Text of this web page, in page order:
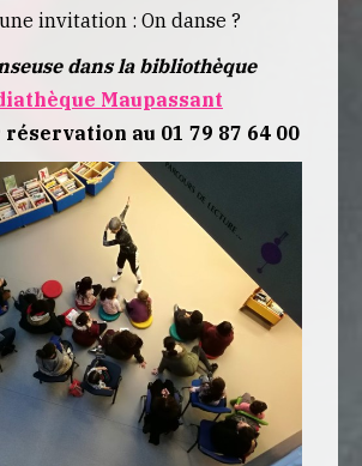
invitation : On danse ?
dans la bibliothèque
Maupassant
au 01 79 87 64 00